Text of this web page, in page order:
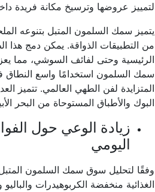
لتمييز عروضها وترسيخ مكانة فريدة
يتميز سمك السلمون المتبل بتنوعه
من التطبيقات الذواقة. يمكن دمج هذا
الرئيسية وحتى لفائف السوشي، مما
سمك السلمون استخدامًا واسع النطاق
المتزايدة لفن الطهي العالمي. تتميز
البوك والأطباق المستوحاة من البحر
زيادة الوعي حول
اليومي
وفقًا لتحليل سوق سمك السلمون
الغذائية منخفضة الكربوهيدرات